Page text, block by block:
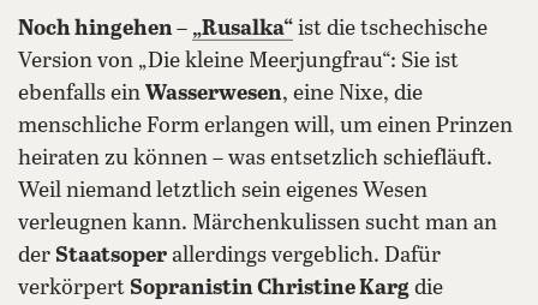
Noch hingehen– „Rusalka“ ist die tschechische
Version von „Die kleine Meerjungfrau“: Sie ist
ebenfalls ein Wasserwesen, eine Nixe, die
menschliche Form erlangen will, um einen Prinzen
heiraten zu können – was entsetzlich schiefläuft.
Weil niemand letztlich sein eigenes Wesen
verleugnen kann. Märchenkulissen sucht man an
der Staatsoper allerdings vergeblich. Dafür
verkörpert Sopranistin Christine Karg die